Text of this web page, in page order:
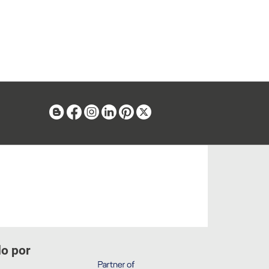
BlogFacebook
Instagram
LinkedinPinterest
por